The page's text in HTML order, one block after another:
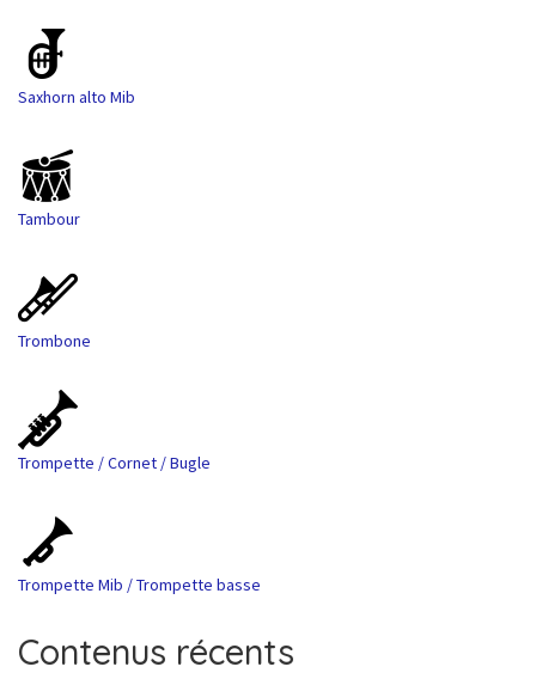
Saxhorn alto Mib
Tambour
Trombone
Trompette / Cornet / Bugle
Trompette Mib / Trompette basse
Contenus récents